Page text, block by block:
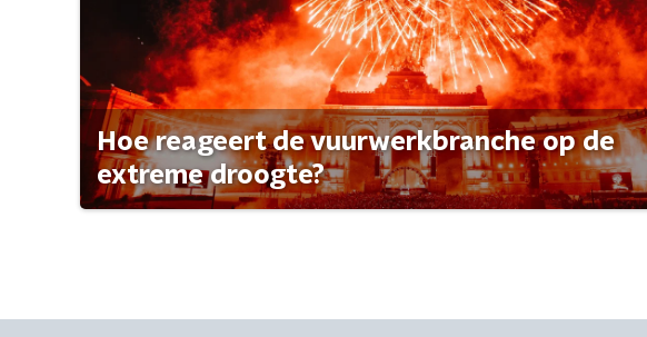
Hoe reageert de vuurwerkbranche op de
extreme droogte?